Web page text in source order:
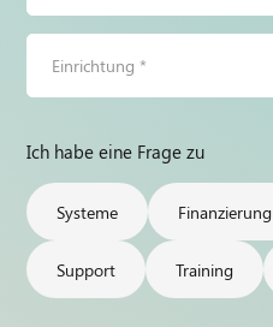
Gruppe
*
Einrichtung
Ich habe eine Frage zu
Systeme Finanzierung
Support Training